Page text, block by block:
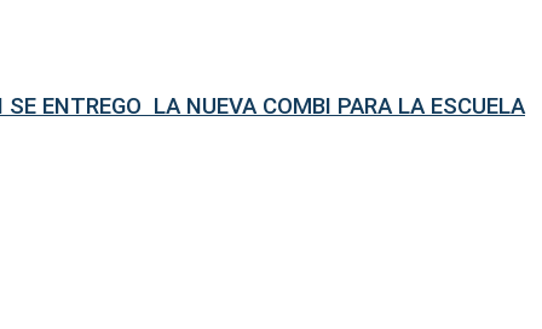
ENTREGO LA NUEVA COMBI PARA LA ESCUELA